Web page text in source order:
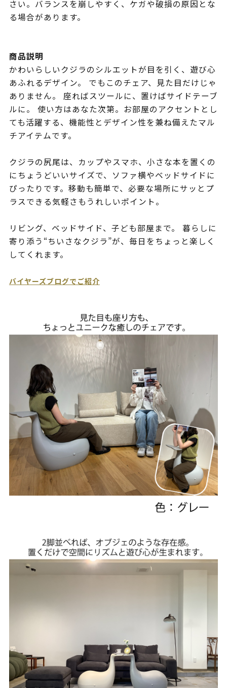
さい。バランスを崩しやすく、ケガや破損の原因とな
る場合があります。
商品説明
かわいらしいクジラのシルエットが目を引く、遊び心
あふれるデザイン。 でもこのチェア、見た目だけじゃ
ありません。 座ればスツールに、置けばサイドテーブ
ルに。 使い方はあなた次第。お部屋のアクセントとし
ても活躍する、機能性とデザイン性を兼ね備えたマル
チアイテムです。
クジラの尻尾は、カップやスマホ、小さな本を置くの
にちょうどいいサイズで、ソファ横やベッドサイドに
ぴったりです。移動も簡単で、必要な場所にサッとプ
ラスできる気軽さもうれしいポイント。
リビング、ベッドサイド、子ども部屋まで。 暮らしに
寄り添う“ちいさなクジラ”が、毎日をちょっと楽しく
してくれます。
バイヤーズブログでご紹介